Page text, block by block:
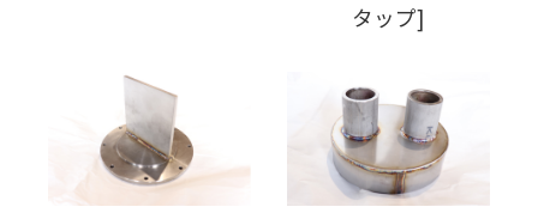
タップ]